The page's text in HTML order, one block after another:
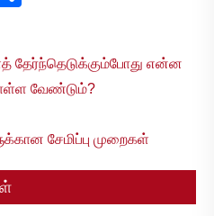
தேர்ந்தெடுக்கும்போது என்ன
வேண்டும்?
சேமிப்பு முறைகள்